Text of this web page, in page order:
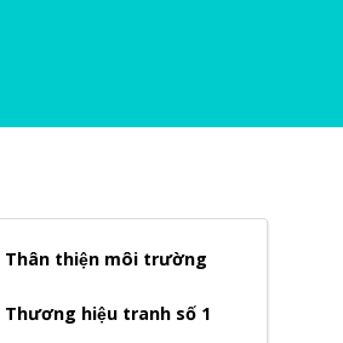
Thân thiện môi trường
Thương hiệu tranh số 1